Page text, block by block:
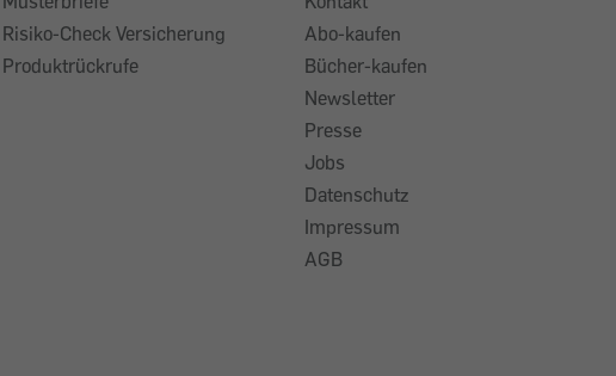
Risiko-Check Versicherung
Produktrückrufe
Abo-kaufen
Bücher-kaufen
Newsletter
Presse
Jobs
Datenschutz
Impressum
AGB